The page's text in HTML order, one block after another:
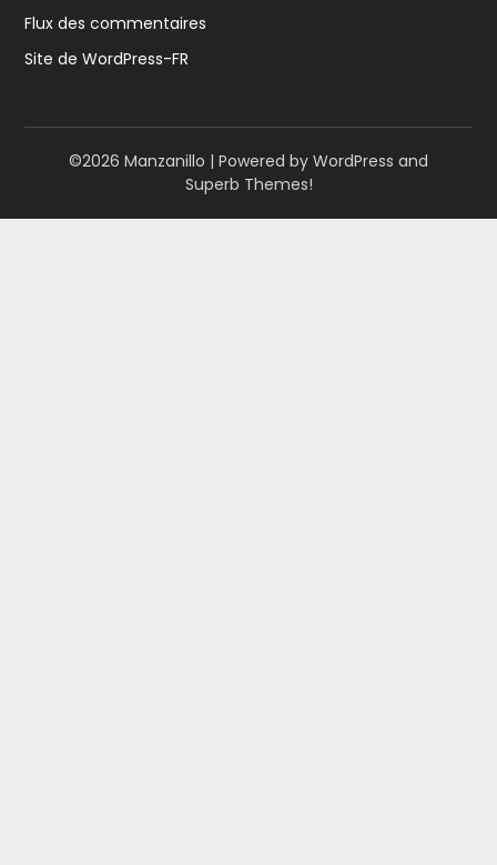
Flux des commentaires
Site de WordPress-FR
©2026 Manzanillo | Powered by WordPress and
Superb Themes!